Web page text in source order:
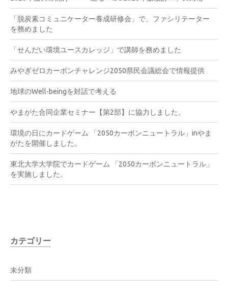
「脱炭素コミュニケーター養成研修会」で、ファシリテーター
を務めました
「せんだい環境ユースカレッジ」で講師を務めました
みやぎゼロカーボンチャレンジ2050県民会議総会で情報提供
地球のWell-beingを対話で考える
やまがた合同企業セミナー【第2部】に協力しました。
環境の日にカードゲーム 「2050カーボンニュートラル」inやま
がたを開催しました。
東北大学大学院でカードゲーム 「2050カーボンニュートラル」
を実施しました。
カテゴリー
未分類